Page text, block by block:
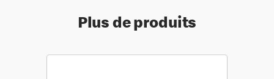
Plus de produits